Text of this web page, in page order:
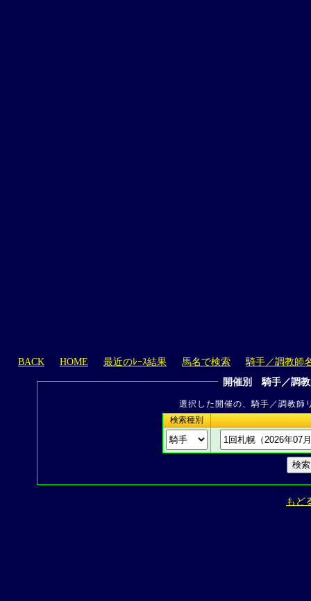
BACK HOME 最近のﾚｰｽ結果 馬名で検索
騎手／調教師
開催別 騎手／調教
選択した開催の、騎手／調教師
検索種別
もど